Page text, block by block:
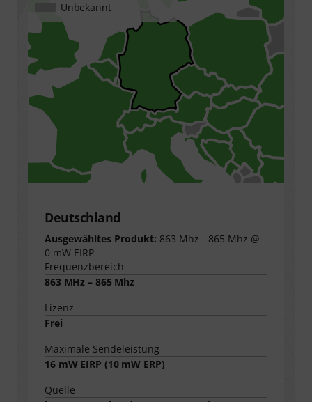
Unbekannt
Deutschland
Ausgewähltes Produkt: 863 Mhz - 865 Mhz @
0 mW EIRP
Frequenzbereich
863 MHz – 865 Mhz
Lizenz
Frei
Maximale Sendeleistung
16mW EIRP (10mW ERP)
Quelle